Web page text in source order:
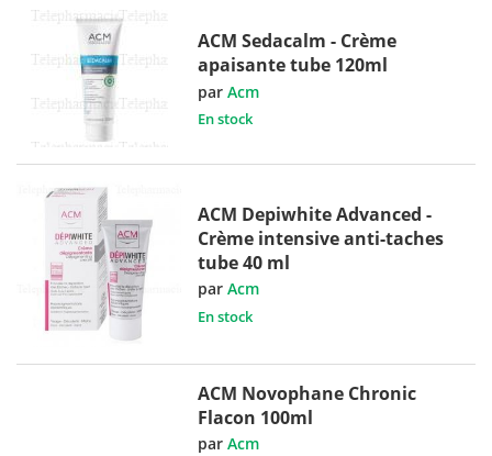
ACM Sedacalm - Crème
apaisante tube 120ml
parAcm
En stock
ACM Depiwhite Advanced -
Crème intensive anti-taches
tube 40 ml
parAcm
En stock
ACM Novophane Chronic
Flacon 100ml
parAcm